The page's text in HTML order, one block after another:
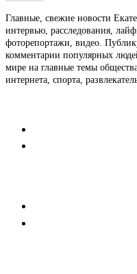
Главные, свежие новости
интервью, расследования,
фоторепортажи, видео.
комментарии популярных
мире на главные темы
интернета, спорта,